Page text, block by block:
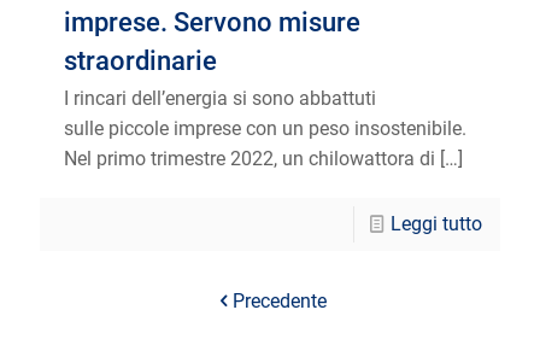
imprese. Servono misure
straordinarie
I rincari dell’energia si sono abbattuti
sulle piccole imprese con un peso insostenibile.
Nel primo trimestre 2022, un chilowattora di […]
Leggi tutto
Precedente